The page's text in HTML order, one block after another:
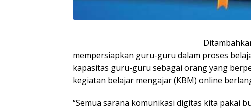
mempersiapkan guru-guru dalam proses
kapasitas guru-guru sebagai orang yang
kegiatan belajar mengajar (KBM) online
“Semua sarana komunikasi digitas kita pakai